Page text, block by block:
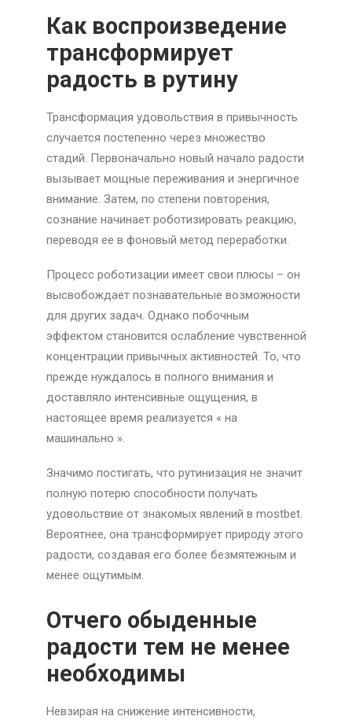
Как воспроизведение
трансформирует
радость в рутину
Трансформация удовольствия в привычность
случается постепенно через множество
стадий. Первоначально новый начало радости
вызывает мощные переживания и энергичное
внимание. Затем, по степени повторения,
сознание начинает роботизировать реакцию,
переводя ее в фоновый метод переработки.
Процесс роботизации имеет свои плюсы – он
высвобождает познавательные возможности
для других задач. Однако побочным
эффектом становится ослабление чувственной
концентрации привычных активностей. То, что
прежде нуждалось в полного внимания и
доставляло интенсивные ощущения, в
настоящее время реализуется « на
машинально ».
Значимо постигать, что рутинизация не значит
полную потерю способности получать
удовольствие от знакомых явлений в mostbet.
Вероятнее, она трансформирует природу этого
радости, создавая его более безмятежным и
менее ощутимым.
Отчего обыденные
радости тем не менее
необходимы
Невзирая на снижение интенсивности,